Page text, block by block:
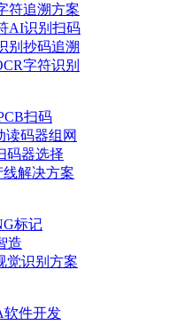
符追溯方案
AI识别扫码
别抄码追溯
字符识别
扫码
读码器组网
码器选择
解决方案
标记
造
觉识别方案
软件开发